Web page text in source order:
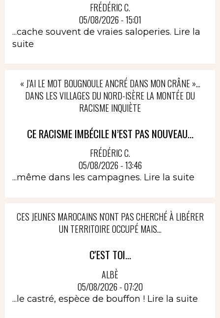
FRÉDÉRIC C.
05/08/2026 - 15:01
...cache souvent de vraies saloperies. Lire la
suite
« J’AI LE MOT BOUGNOULE ANCRÉ DANS MON CRÂNE »…
DANS LES VILLAGES DU NORD-ISÈRE LA MONTÉE DU
RACISME INQUIÈTE
CE RACISME IMBÉCILE N’EST PAS NOUVEAU...
FRÉDÉRIC C.
05/08/2026 - 13:46
...même dans les campagnes. Lire la suite
CES JEUNES MAROCAINS N'ONT PAS CHERCHÉ À LIBÉRER
UN TERRITOIRE OCCUPÉ MAIS...
C'EST TOI...
ALBÈ
05/08/2026 - 07:20
...le castré, espèce de bouffon ! Lire la suite